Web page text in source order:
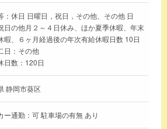
：休日 日曜日，祝日，その他、その他 日
日の他月２～４日休み、ほか夏季休暇、年末
暇、６ヶ月経過後の年次有給休暇日数 10日
日：その他
日数：120日
静岡市葵区
ー通勤：可 駐車場の有無 あり